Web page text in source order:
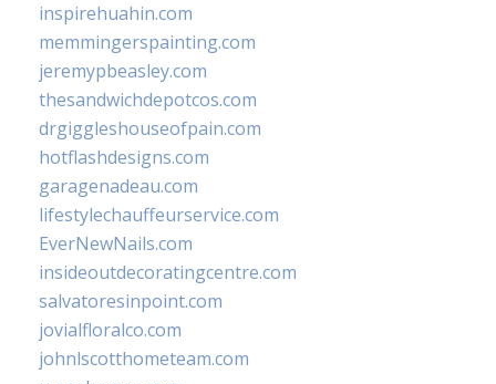
inspirehuahin.com
memmingerspainting.com
jeremypbeasley.com
thesandwichdepotcos.com
drgiggleshouseofpain.com
hotflashdesigns.com
garagenadeau.com
lifestylechauffeurservice.com
EverNewNails.com
insideoutdecoratingcentre.com
salvatoresinpoint.com
jovialfloralco.com
johnlscotthometeam.com